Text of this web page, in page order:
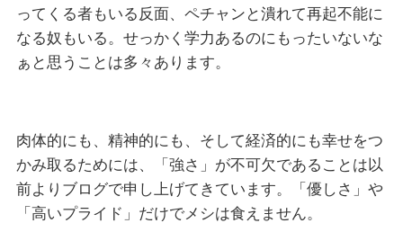
ってくる者もいる反面、ペチャンと潰れて再起不能に
なる奴もいる。せっかく学力あるのにもったいないな
ぁと思うことは多々あります。
肉体的にも、精神的にも、そして経済的にも幸せをつ
かみ取るためには、「強さ」が不可欠であることは以
前よりブログで申し上げてきています。「優しさ」や
「高いプライド」だけでメシは食えません。